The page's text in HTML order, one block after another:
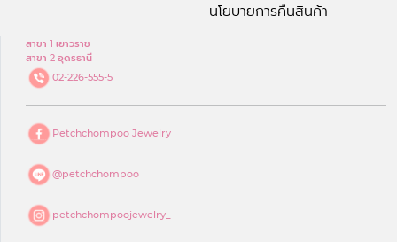
นโยบายการคืนสินค้า
สาขา 1 เยาวราช
สาขา 2 อุดรธานี
02-226-555-5
Petchchompoo Jewelry
@petchchompoo
petchchompoojewelry_